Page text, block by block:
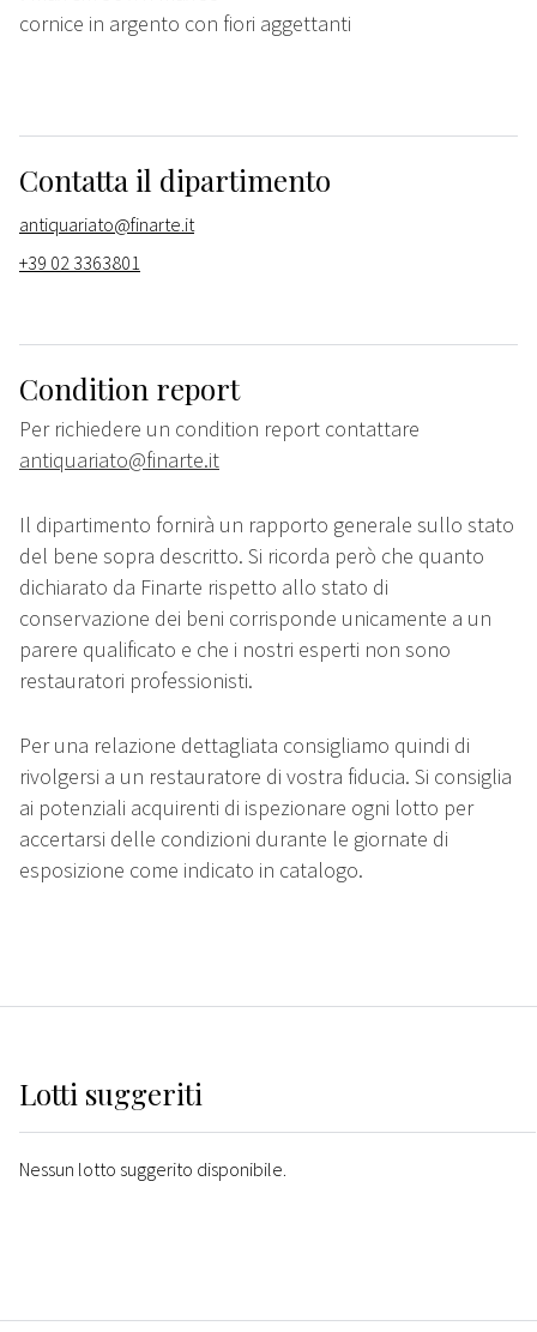
cornice in argento con fiori aggettanti
Contatta il dipartimento
antiquariato@finarte.it
+39 02 3363801
Condition report
Per richiedere un condition report contattare
antiquariato@finarte.it
Il dipartimento fornirà un rapporto generale sullo stato
del bene sopra descritto. Si ricorda però che quanto
dichiarato da Finarte rispetto allo stato di
conservazione dei beni corrisponde unicamente a un
parere qualificato e che i nostri esperti non sono
restauratori professionisti.
Per una relazione dettagliata consigliamo quindi di
rivolgersi a un restauratore di vostra fiducia. Si consiglia
ai potenziali acquirenti di ispezionare ogni lotto per
accertarsi delle condizioni durante le giornate di
esposizione come indicato in catalogo.
Lotti suggeriti
Nessun lotto suggerito disponibile.